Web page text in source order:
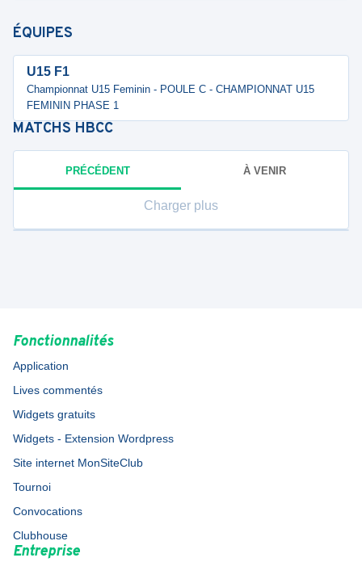
ÉQUIPES
U15 F1
Championnat U15 Feminin - POULE C - CHAMPIONNAT U15
FEMININ PHASE 1
MATCHS HBCC
PRÉCÉDENT À VENIR
Charger plus
Fonctionnalités
Application
Lives commentés
Widgets gratuits
Widgets - Extension Wordpress
Site internet MonSiteClub
Tournoi
Convocations
Clubhouse
Entreprise